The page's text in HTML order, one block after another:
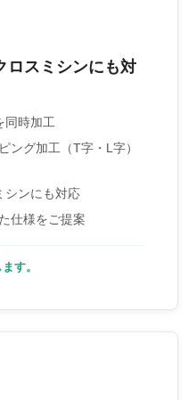
ロスミシンにも対
同時加工
ング加工（T字・L字）
シンにも対応
仕様をご提案
す。